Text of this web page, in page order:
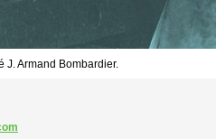
J. Armand Bombardier.